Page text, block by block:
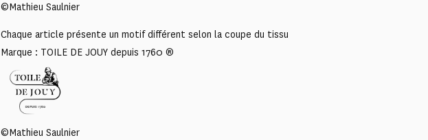
©Mathieu Saulnier
Chaque article présente un motif différent selon la coupe du tissu
Marque : TOILE DE JOUY depuis 1760 ®
©Mathieu Saulnier